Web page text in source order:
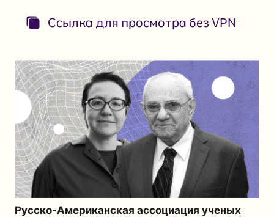
Ссылка для просмотра без VPN
Русско-Американская ассоциация ученых